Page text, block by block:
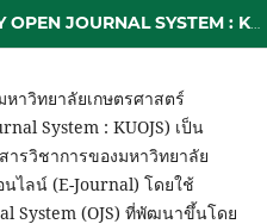
KASETSART UNIVERSITY OPEN JOURNAL SYSTEM : KUOJS
าวิทยาลัยเกษตรศาสตร์
System : KUOJS) เป็น
รวิชาการของมหาวิทยาลัย
ไลน์ (E-Journal) โดยใช้
System (OJS) ที่พัฒนาขึ้นโดย